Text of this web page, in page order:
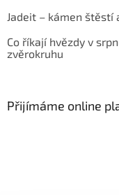
Jadeit – kámen štěstí
Co říkají hvězdy v
zvěrokruhu
Přijímáme online